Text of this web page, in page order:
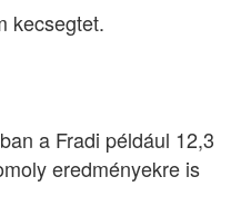
kecsegtet.
a Fradi például 12,3
eredményekre is